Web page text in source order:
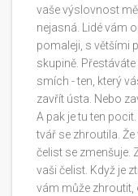
vaše výslovnost
nejasná. Lidé vám
pomaleji, s většími
skupině.
smích - ten, který
zavřít ústa. Nebo
A pak je tu ten pocit.
tvář se zhroutila. Že
čelist se zmenšuje.
vaši čelist. Když je
vám může zhroutit,